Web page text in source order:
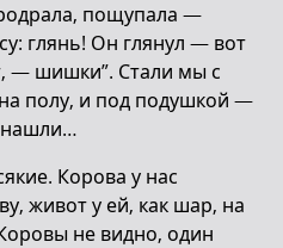
пощупала —
глянь! Он глянул — вот
— шишки”. Стали мы с
полу, и под подушкой —
нашли…
Корова у нас
живот у ей, как шар, на
не видно, один